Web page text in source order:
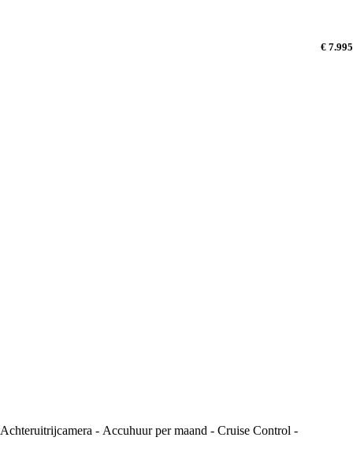
€ 7.995
- Accuhuur per maand - Cruise Control -